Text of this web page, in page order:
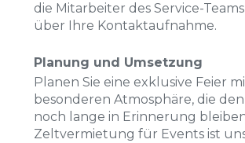
die Mitarbeiter des Service-
über Ihre Kontaktaufnahme.
Planung und Umsetzung
Planen Sie eine exklusive Feier
besonderen Atmosphäre, die
noch lange in Erinnerung
Zeltvermietung für Events ist